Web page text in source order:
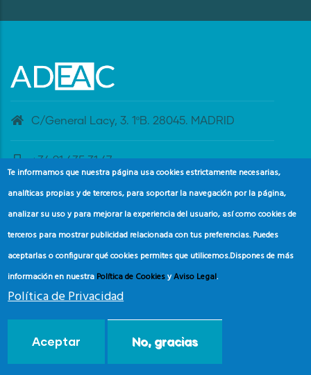
C/General Lacy, 3. 1ºB. 28045. MADRID
+34 91 435 31 47
banderaazul@adeac.es
Consumidor (ADEAC).
2024.
Te informamos que nuestra página usa cookies estrictamente necesarias,
analíticas propias y de terceros, para soportar la navegación por la página,
analizar su uso y para mejorar la experiencia del usuario, así como cookies de
terceros para mostrar publicidad relacionada con tus preferencias. Puedes
aceptarlas o configurar qué cookies permites que utilicemos.Dispones de más
información en nuestra Política de CookiesyAviso Legal.
Política de Privacidad
Aceptar No, gracias